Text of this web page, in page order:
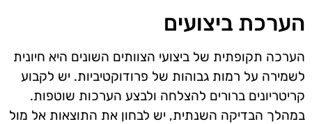
הערכת ביצועים
הערכה תקופתית של ביצועי הצוותים השונים היא חיונית
לשמירה על רמות גבוהות של פרודוקטיביות. יש לקבוע
קריטריונים ברורים להצלחה ולבצע הערכות שוטפות.
במהלך הבדיקה השנתית, יש לבחון את התוצאות אל מול